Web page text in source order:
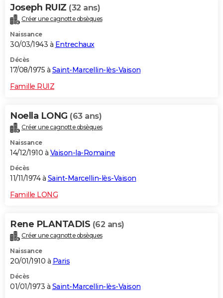
Joseph RUIZ (32 ans)
Créer une cagnotte obsèques
Naissance
30/03/1943 à Entrechaux
Décès
17/08/1975 à Saint-Marcellin-lès-Vaison
Famille RUIZ
Noella LONG (63 ans)
Créer une cagnotte obsèques
Naissance
14/12/1910 à Vaison-la-Romaine
Décès
11/11/1974 à Saint-Marcellin-lès-Vaison
Famille LONG
Rene PLANTADIS (62 ans)
Créer une cagnotte obsèques
Naissance
20/01/1910 à Paris
Décès
01/01/1973 à Saint-Marcellin-lès-Vaison